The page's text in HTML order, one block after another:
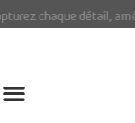
chaque détail,